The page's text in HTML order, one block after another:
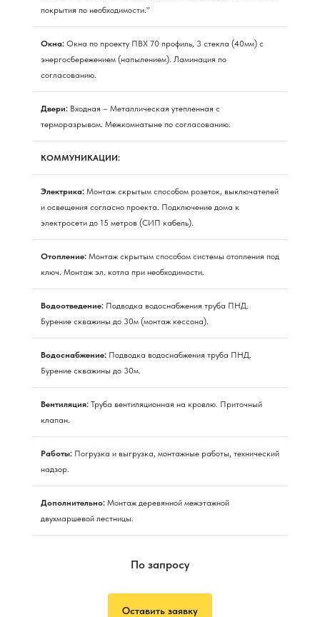
покрытия по необходимости."
Окна: Окна по проекту ПВХ 70 профиль, 3 стекла (40мм) с
энергосбережением (напылением). Ламинация по
согласованию.
Двери: Входная – Металлическая утепленная с
терморазрывом. Межкомнатыне по согласованию.
КОММУНИКАЦИИ:
Электрика: Монтаж скрытым способом розеток, выключателей
и освещения согласно проекта. Подключение дома к
электросети до 15 метров (СИП кабель).
Отопление: Монтаж скрытым способом системы отопления под
ключ. Монтаж эл. котла при необходимости.
Водоотведение: Подводка водоснабжения труба ПНД.
Бурение скважины до 30м (монтаж кессона).
Водоснабжение: Подводка водоснабжения труба ПНД.
Бурение скважины до 30м.
Вентиляция: Труба вентиляционная на кровлю. Приточный
клапан.
Работы: Погрузка и выгрузка, монтажные работы, технический
надзор.
Дополнительно: Монтаж деревянной межэтажной
двухмаршевой лестницы.
По запросу
Оставить заявку